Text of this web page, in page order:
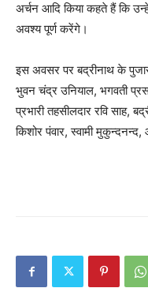
अर्चन आदि किया कहते हैं कि
अवश्य पूर्ण करेंगे।
इस अवसर पर बद्रीनाथ के
भुवन चंद्र उनियाल, भगवती
प्रभारी तहसीलदार रवि साह,
किशोर पंवार, स्वामी